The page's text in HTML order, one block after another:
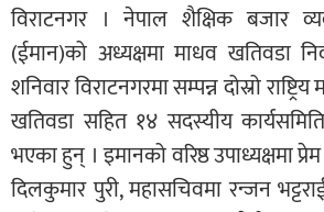
विराटनगर । नेपाल शैक्षिक बजार
(ईमान)को अध्यक्षमा माधव खतिवडा
शनिवार विराटनगरमा सम्पन्न दोस्रो
खतिवडा सहित १४ सदस्यीय
भएका हुन् । इमानको वरिष्ठ उपाध्यक्षमा
दिलकुमार पुरी, महासचिवमा रन्जन